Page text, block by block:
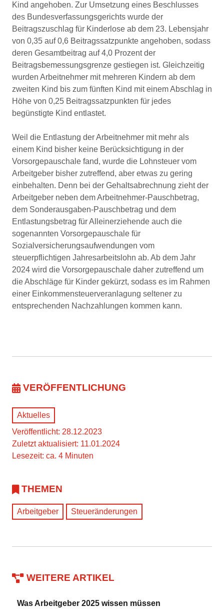
Kind angehoben. Zur Umsetzung eines Beschlusses
des Bundesverfassungsgerichts wurde der
Beitragszuschlag für Kinderlose ab dem 23. Lebensjahr
von 0,35 auf 0,6 Beitragssatzpunkte angehoben, sodass
deren Gesamtbeitrag auf 4,0 Prozent der
Beitragsbemessungsgrenze gestiegen ist. Gleichzeitig
wurden Arbeitnehmer mit mehreren Kindern ab dem
zweiten Kind bis zum fünften Kind mit einem Abschlag in
Höhe von 0,25 Beitragssatzpunkten für jedes
begünstigte Kind entlastet.
Weil die Entlastung der Arbeitnehmer mit mehr als
einem Kind bisher keine Berücksichtigung in der
Vorsorgepauschale fand, wurde die Lohnsteuer vom
Arbeitgeber bisher zutreffend, aber etwas zu gering
einbehalten. Denn bei der Gehaltsabrechnung zieht der
Arbeitgeber neben dem Arbeitnehmer-Pauschbetrag,
dem Sonderausgaben-Pauschbetrag und dem
Entlastungsbetrag für Alleinerziehende auch die
sogenannten Vorsorgepauschale für
Sozialversicherungsaufwendungen vom
steuerpflichtigen Jahresarbeitslohn ab. Ab dem Jahr
2024 wird die Vorsorgepauschale daher zutreffend um
die Abschläge für Kinder gekürzt, sodass es im Rahmen
einer Einkommensteuerveranlagung seltener zu
entsprechenden Nachzahlungen kommen kann.
VERÖFFENTLICHUNG
Aktuelles
Veröffentlicht: 28.12.2023
Zuletzt aktualisiert: 11.01.2024
Lesezeit: ca. 4 Minuten
THEMEN
Arbeitgeber Steueränderungen
WEITERE ARTIKEL
Was Arbeitgeber 2025 wissen müssen